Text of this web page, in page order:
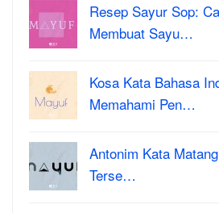
Resep Sayur Sop:
Membuat Sayu…
Kosa Kata Bahasa
Memahami Pen…
Antonim Kata
Terse…